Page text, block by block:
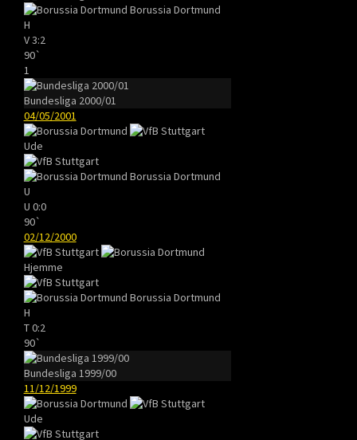
Borussia Dortmund
H
V3:2
90`
1
Bundesliga 2000/01
04/05/2001
Ude
Borussia Dortmund
U
U 0:0
90`
02/12/2000
Hjemme
Borussia Dortmund
H
T0:2
90`
Bundesliga 1999/00
11/12/1999
Ude